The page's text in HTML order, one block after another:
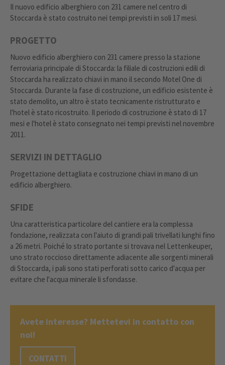
Il nuovo edificio alberghiero con 231 camere nel centro di
Stoccarda è stato costruito nei tempi previsti in soli 17 mesi.
PROGETTO
Nuovo edificio alberghiero con 231 camere presso la stazione
ferroviaria principale di Stoccarda: la filiale di costruzioni edili di
Stoccarda ha realizzato chiavi in mano il secondo Motel One di
Stoccarda. Durante la fase di costruzione, un edificio esistente è
stato demolito, un altro è stato tecnicamente ristrutturato e
l'hotel è stato ricostruito. Il periodo di costruzione è stato di 17
mesi e l'hotel è stato consegnato nei tempi previsti nel novembre
2011.
SERVIZI IN DETTAGLIO
Progettazione dettagliata e costruzione chiavi in mano di un
edificio alberghiero.
SFIDE
Una caratteristica particolare del cantiere era la complessa
fondazione, realizzata con l'aiuto di grandi pali trivellati lunghi fino
a 26 metri. Poiché lo strato portante si trovava nel Lettenkeuper,
uno strato roccioso direttamente adiacente alle sorgenti minerali
di Stoccarda, i pali sono stati perforati sotto carico d'acqua per
evitare che l'acqua minerale li sfondasse.
Avete interesse? Mettetevi in contatto con
noi!
CONTATTI